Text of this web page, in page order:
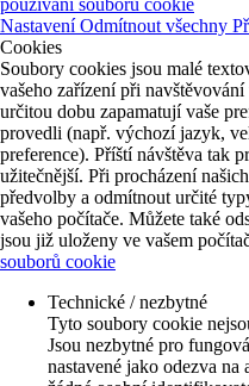
používání souborů cookie
NastaveníOdmítnout všechny
Cookies
Soubory cookies jsou malé
vašeho zařízení při
určitou dobu zapamatují vaše
provedli (např. výchozí jazyk,
preference). Příští návštěva tak
užitečnější. Při procházení
předvolby a odmítnout určité
vašeho počítače. Můžete také
jsou již uloženy ve vašem
souborů cookie
Technické / nezbytné
Tyto soubory cookie
Jsou nezbytné pro
nastavené jako odezva